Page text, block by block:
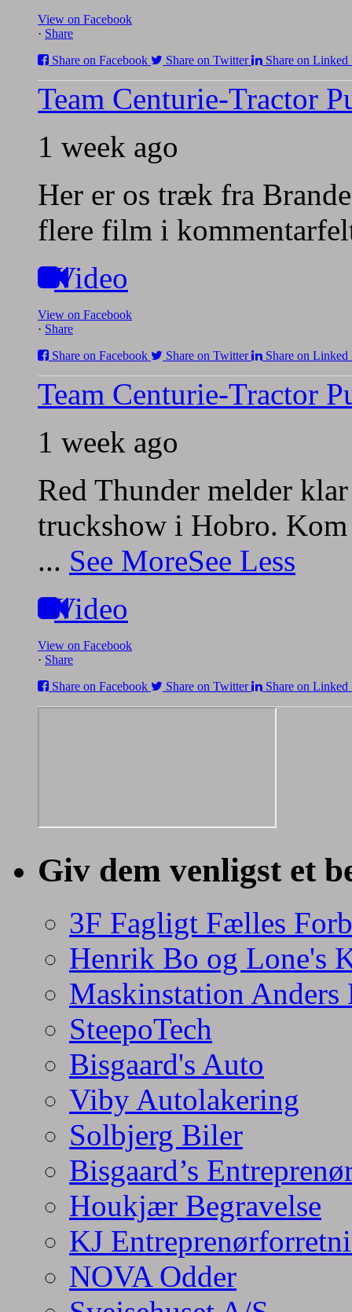
View on Facebook
· Share
Share on Facebook
Share on Twitter Share on Linked
Team Centurie-Tractor
1 week ago
Her er os træk fra
flere film i
Video
View on Facebook
· Share
Share on Facebook
Share on Twitter Share on Linked
Team Centurie-Tractor
1 week ago
Red Thunder melder
truckshow i Hobro.
... See MoreSee Less
Video
View on Facebook
· Share
Share on Facebook
Share on Twitter Share on Linked
Giv dem venligst et
3F Fagligt Fælles
Henrik Bo og Lone's
Maskinstation Anders
SteepoTech
Bisgaard's Auto
Viby Autolakering
Solbjerg Biler
Bisgaard’s
Houkjær Begravelse
KJ
NOVA Odder